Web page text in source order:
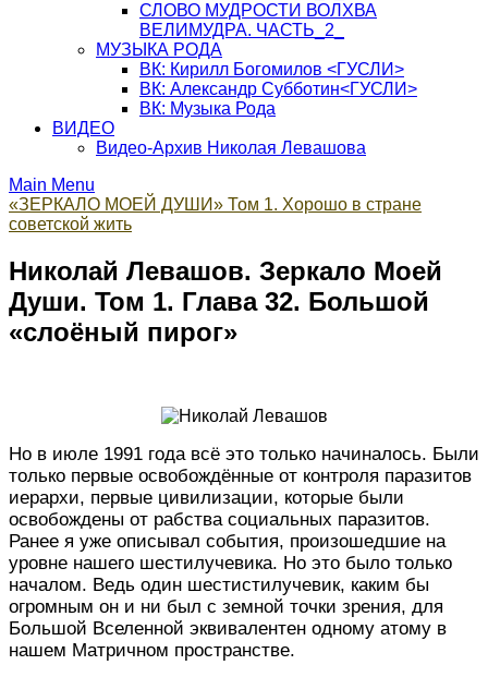
СЛОВО МУДРОСТИ ВОЛХВА
ВЕЛИМУДРА. ЧАСТЬ_2_
МУЗЫКА РОДА
ВК: Кирилл Богомилов <ГУСЛИ>
ВК: Александр Субботин<ГУСЛИ>
ВК: Музыка Рода
ВИДЕО
Видео-Архив Николая Левашова
Main Menu
«ЗЕРКАЛО МОЕЙ ДУШИ» Том 1. Хорошо в стране
советской жить
Николай Левашов. Зеркало Моей
Души. Том 1. Глава 32. Большой
«слоёный пирог»
Но в июле 1991 года всё это только начиналось. Были
только первые освобождённые от контроля паразитов
иерархи, первые цивилизации, которые были
освобождены от рабства социальных паразитов.
Ранее я уже описывал события, произошедшие на
уровне нашего шестилучевика. Но это было только
началом. Ведь один шестистилучевик, каким бы
огромным он и ни был с земной точки зрения, для
Большой Вселенной эквивалентен одному атому в
нашем Матричном пространстве.